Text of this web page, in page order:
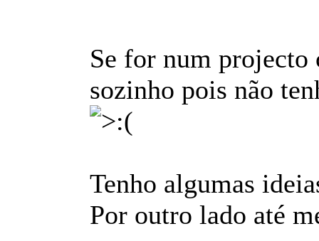
Se for num
sozinho pois não
Tenho algumas
Por outro lado até